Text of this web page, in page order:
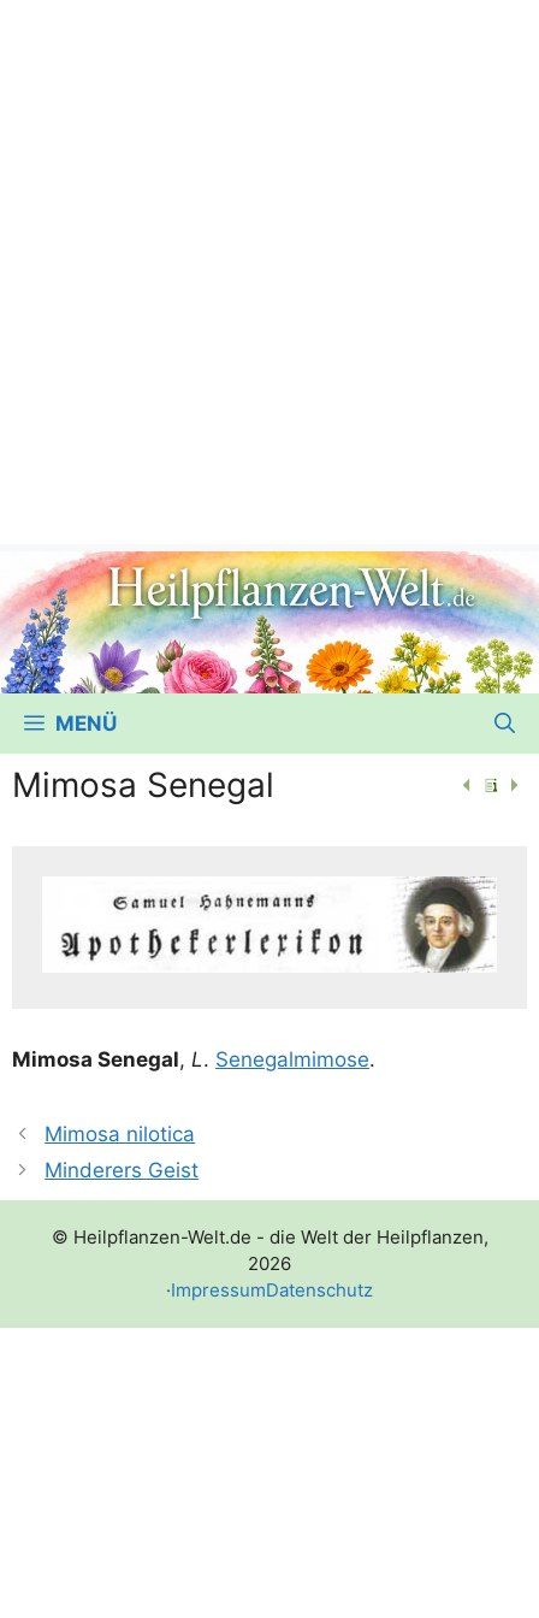
MENÜ
Mimosa Senegal
Mimo­sa Sene­gal, L. Sene­gal­mi­mo­se.
Mimosa nilotica
Minderers Geist
© Heilpflanzen-Welt.de - die Welt der Heilpflanzen,
2026
·ImpressumDatenschutz